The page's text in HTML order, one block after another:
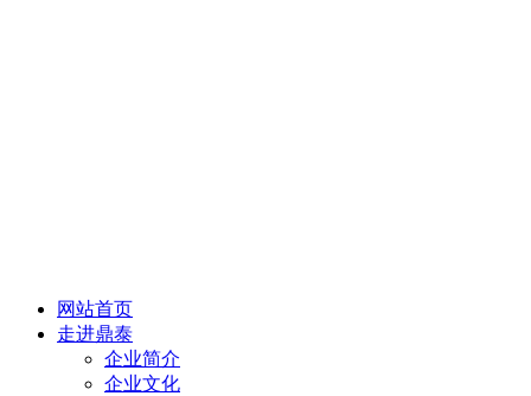
网站首页
走进鼎泰
企业简介
企业文化